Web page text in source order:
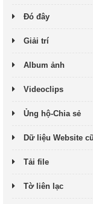
Đó đây
Giải trí
Album ảnh
Videoclips
Ủng hộ-Chia sẻ
Dữ liệu Website cũ
Tải file
Tờ liên lạc